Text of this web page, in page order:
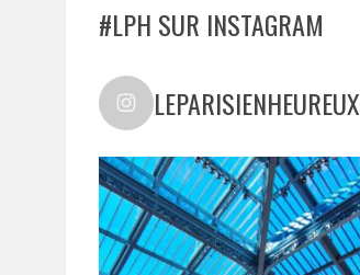
#LPH SUR INSTAGRAM
LEPARISIENHEUREUX